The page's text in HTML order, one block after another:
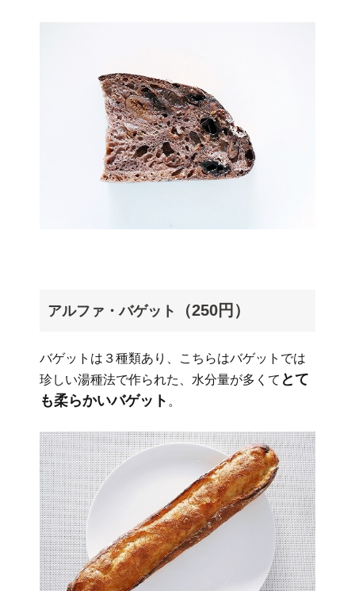
アルファ・バゲット （250円）
バゲットは３種類あり、こちらはバゲットでは
珍しい湯種法で作られた、水分量が多くて とて
も柔らかいバゲット 。